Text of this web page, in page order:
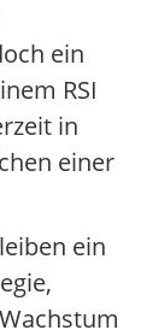
ein
RSI
in
einer
ein